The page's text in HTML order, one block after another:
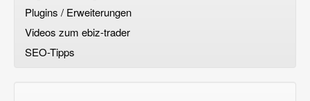
Plugins / Erweiterungen
Videos zum ebiz-trader
SEO-Tipps